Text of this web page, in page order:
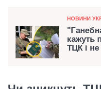
Категорія
НОВИНИ
кажуть
ТЦК і не